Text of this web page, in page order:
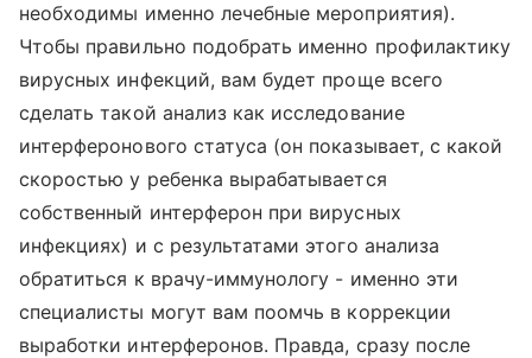
необходимы именно лечебные мероприятия).
Чтобы правильно подобрать именно профилактику
вирусных инфекций, вам будет проще всего
сделать такой анализ как исследование
интерферонового статуса (он показывает, с какой
скоростью у ребенка вырабатывается
собственный интерферон при вирусных
инфекциях) и с результатами этого анализа
обратиться к врачу-иммунологу - именно эти
специалисты могут вам поомчь в коррекции
выработки интерферонов. Правда, сразу после